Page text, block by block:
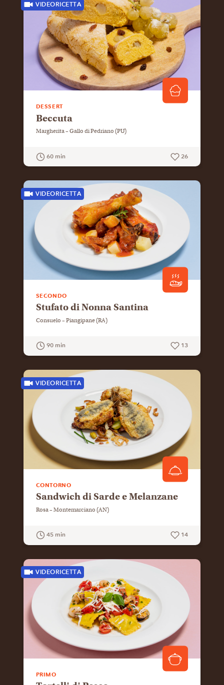
VIDEORICETTA
DESSERT
Beccuta
Margherita – Gallo di Pedriano (PU)
60 min 26
VIDEORICETTA
SECONDO
Stufato di Nonna Santina
Consuelo – Piangipane (RA)
90 min 13
VIDEORICETTA
CONTORNO
Sandwich di Sarde e Melanzane
Rosa – Montemarciano (AN)
45 min 14
VIDEORICETTA
PRIMO